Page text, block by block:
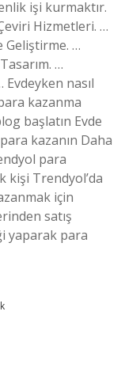
işi kurmaktır.
Hizmetleri. …
Geliştirme. …
…
nasıl
kazanma
başlatın Evde
kazanın Daha
para
kişi Trendyol’da
için
satış
yaparak para